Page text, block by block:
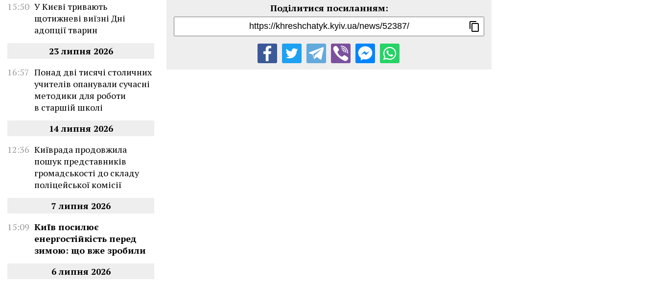
15:50 У Києві тривають
щотижневі виїзні Дні
адопції тварин
23 липня 2026
16:57 Понад дві тисячі столичних
учителів опанували сучасні
методики для роботи
в старшій школі
14 липня 2026
12:36 Київрада продовжила
пошук представників
громадськості до складу
поліцейської комісії
7 липня 2026
15:09 Київ посилює
енергостійкість перед
зимою: що вже зробили
6 липня 2026